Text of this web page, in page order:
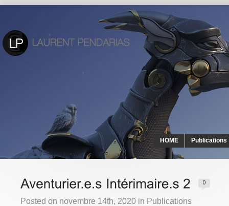
HOME Publications
Posted on novembre 14th, 2020 in Publications